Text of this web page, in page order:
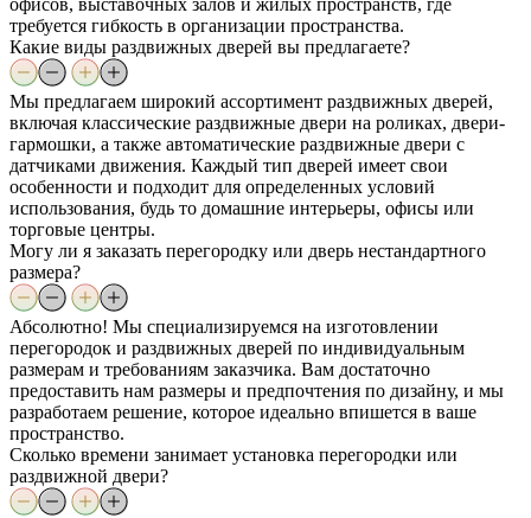
требуется гибкость в организации пространства.
Какие виды раздвижных дверей вы предлагаете?
Мы предлагаем широкий ассортимент раздвижных дверей,
включая классические раздвижные двери на роликах, двери-
гармошки, а также автоматические раздвижные двери с
датчиками движения. Каждый тип дверей имеет свои
особенности и подходит для определенных условий
использования, будь то домашние интерьеры, офисы или
торговые центры.
Могу ли я заказать перегородку или дверь нестандартного
размера?
Абсолютно! Мы специализируемся на изготовлении
перегородок и раздвижных дверей по индивидуальным
размерам и требованиям заказчика. Вам достаточно
предоставить нам размеры и предпочтения по дизайну, и мы
разработаем решение, которое идеально впишется в ваше
пространство.
Сколько времени занимает установка перегородки или
раздвижной двери?